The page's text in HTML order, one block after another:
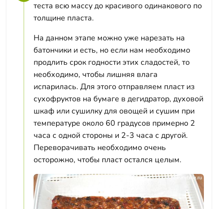
теста всю массу до красивого одинакового по
толщине пласта.
На данном этапе можно уже нарезать на
батончики и есть, но если нам необходимо
продлить срок годности этих сладостей, то
необходимо, чтобы лишняя влага
испарилась. Для этого отправляем пласт из
сухофруктов на бумаге в дегидратор, духовой
шкаф или сушилку для овощей и сушим при
температуре около 60 градусов примерно 2
часа с одной стороны и 2-3 часа с другой.
Переворачивать необходимо очень
осторожно, чтобы пласт остался целым.